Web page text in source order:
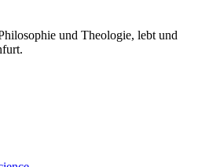
und Theologie, lebt und